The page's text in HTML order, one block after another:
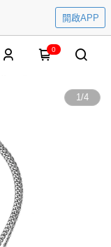
開啟APP
0
1/4